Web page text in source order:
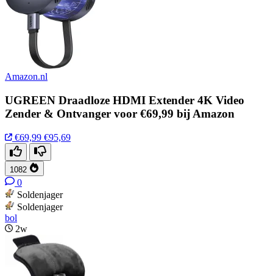
Amazon.nl
UGREEN Draadloze HDMI Extender 4K Video
Zender & Ontvanger voor €69,99 bij Amazon
€69,99 €95,69
1082
0
Soldenjager
Soldenjager
bol
2w